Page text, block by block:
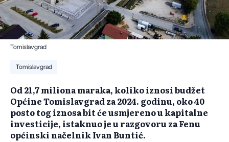
Tomislavgrad
Tomislavgrad
Od 21,7 miliona maraka, koliko iznosi budžet
Općine Tomislavgrad za 2024. godinu, oko 40
posto tog iznosa bit će usmjereno u kapitalne
investicije, istaknuo je u razgovoru za Fenu
općinski načelnik Ivan Buntić.